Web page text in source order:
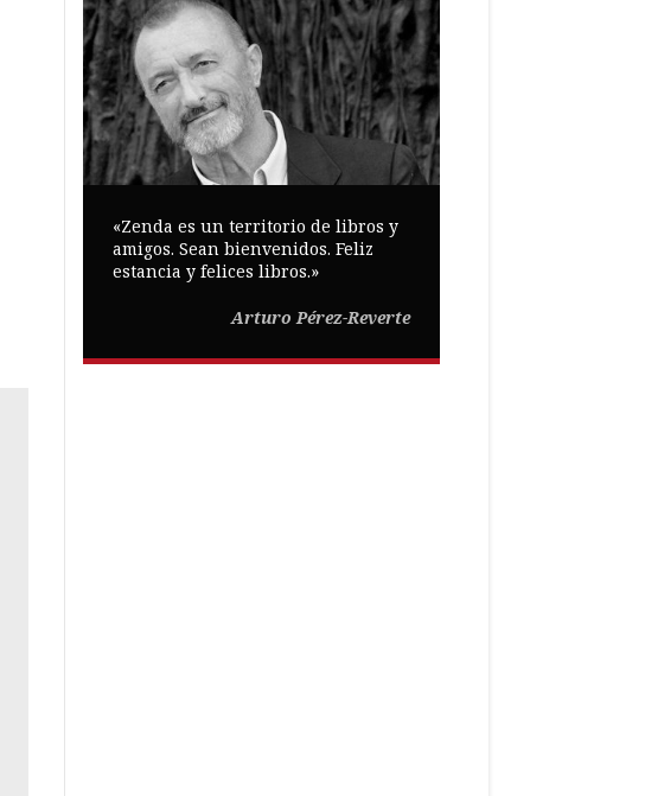
«Zenda es un territorio de libros y
amigos. Sean bienvenidos. Feliz
estancia y felices libros.»
Arturo Pérez-Reverte